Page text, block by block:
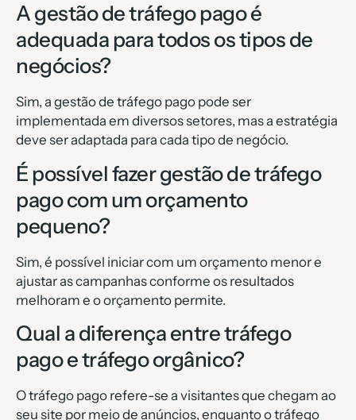
A gestão de tráfego pago é
adequada para todos os tipos de
negócios?
Sim, a gestão de tráfego pago pode ser
implementada em diversos setores, mas a estratégia
deve ser adaptada para cada tipo de negócio.
É possível fazer gestão de tráfego
pago com um orçamento
pequeno?
Sim, é possível iniciar com um orçamento menor e
ajustar as campanhas conforme os resultados
melhoram e o orçamento permite.
Qual a diferença entre tráfego
pago e tráfego orgânico?
O tráfego pago refere-se a visitantes que chegam ao
seu site por meio de anúncios, enquanto o tráfego